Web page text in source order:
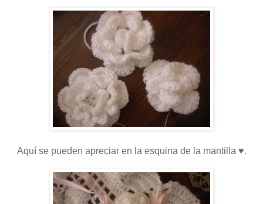
Aquí se pueden apreciar en la esquina de la mantilla ♥.